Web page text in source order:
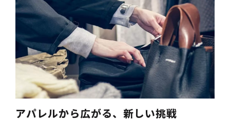
アパレルから広がる、新しい挑戦